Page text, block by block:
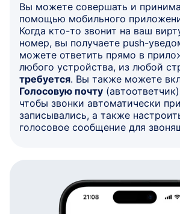
Вы можете совершать и
помощью мобильного
Когда кто-то звонит на ваш
номер, вы получаете push-
можете ответить прямо в
любого устройства, из любой
требуется. Вы также можете
Голосовую почту
чтобы звонки автоматически
записывались, а также
голосовое сообщение для